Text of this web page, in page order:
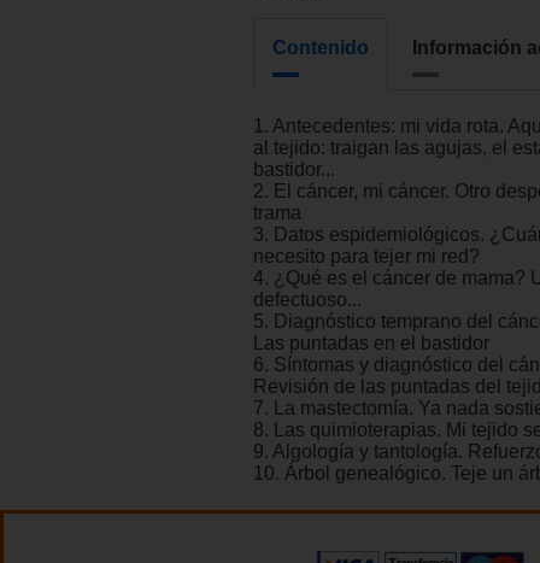
Contenido Información
1. Antecedentes: mi vida rota.
al tejido: traigan las agujas, el
bastidor...
2. El cáncer, mi cáncer. Otro
trama
3. Datos espidemiológicos.
necesito para tejer mi red?
4. ¿Qué es el cáncer de mama?
defectuoso...
5. Diagnóstico temprano del
Las puntadas en el bastidor
6. Síntomas y diagnóstico del
Revisión de las puntadas del
7. La mastectomía. Ya nada
8. Las quimioterapias. Mi tejido
9. Algología y tantología.
10. Árbol genealógico. Teje un